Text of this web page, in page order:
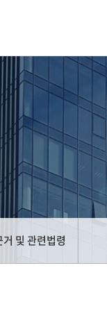
거 및 관련법령